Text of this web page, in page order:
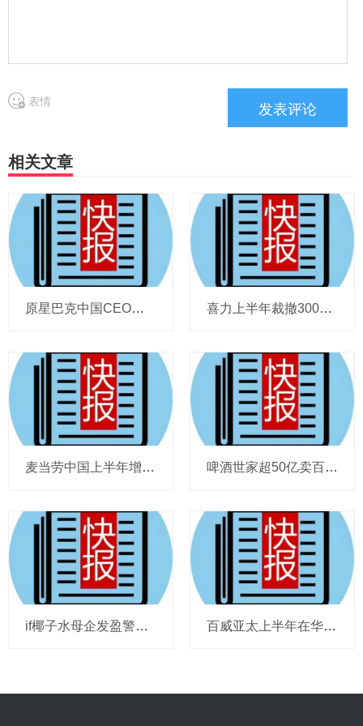
表情
相关文章
原星巴克中国CEO蔡德粦掌舵恒隆，百胜中国完成必胜客内地所有权收购，泸溪河迎来反转，帝亚吉欧裁减岗位计划发布，秋天第一杯奶茶爆单 喜力上半年裁撤3000岗位，太古可口可乐总裁说饮料品类增长态势良好，华润饮料下半年要打三场关键战役，帝亚吉欧新帅努力应对白酒市场影响
麦当劳中国上半年增至8114家，达能CEO称现阶段更具进攻性，“小酒馆”海伦司盈警，现代牧业完成收购中国圣牧股权，茶颜悦色合肥首店开业 啤酒世家超50亿卖百威集团股份，宗庆后之子任新公司董事长，FIVE GUYS明年重点加密北京，三只松鼠华南总部入驻佛山，达能完成阿根廷合资
if椰子水母企发盈警，星巴克回应“伙伴券取消”传闻，沃尔玛社区店将开进广州，袁记食品更新招股书，投资超5亿的安徽东鹏饮料项目投产 百威亚太上半年在华量跌价升，东鹏饮料上半年收入近125亿，热浪让梦龙冰淇淋欧洲大卖，徐福记发拼多多店铺说明，泸溪河桃酥再次上架山姆